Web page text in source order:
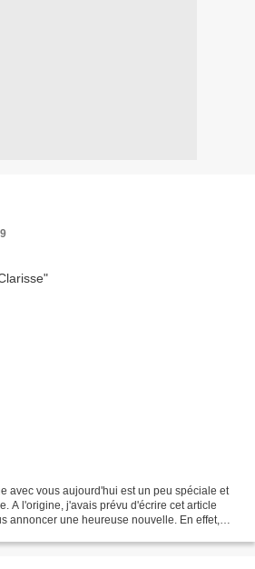
avec vous aujourd'hui est un peu spéciale et
A l'origine, j'avais prévu d'écrire cet article
annoncer une heureuse nouvelle. En effet,